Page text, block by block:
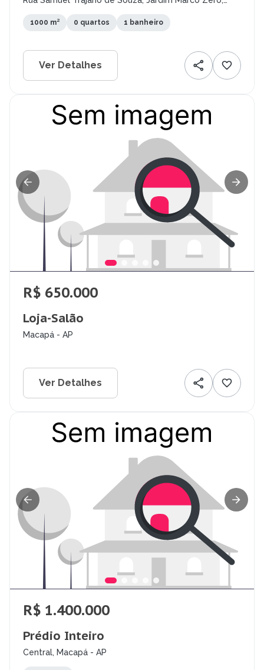
1000 m² 0 quartos 1 banheiro
Ver Detalhes
R$ 650.000
Loja-Salão
Macapá - AP
Ver Detalhes
R$ 1.400.000
Prédio Inteiro
Central, Macapá - AP